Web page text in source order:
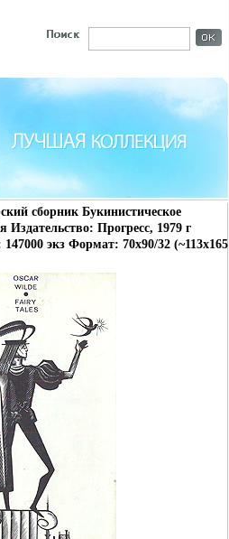
сборник Букинистическое
Прогресс, 1979 г
экз Формат: 70x90/32 (~113х165